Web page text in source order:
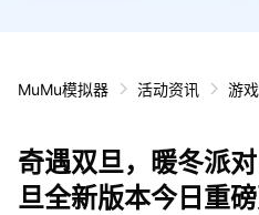
MuMu模拟器 活动资讯 游
奇遇双旦，暖冬派
旦全新版本今日重磅